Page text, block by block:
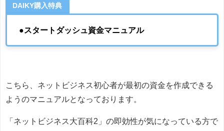
DAIKY購入特典
●スタートダッシュ資金マニュアル
こちら、ネットビジネス初心者が最初の資金を作成できる
ようのマニュアルとなっております。
「ネットビジネス大百科2」の即効性が気になっている方で